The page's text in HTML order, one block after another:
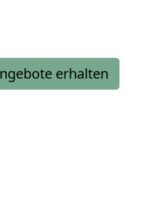
erhalten